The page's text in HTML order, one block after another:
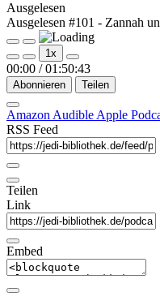
Ausgelesen
Ausgelesen #101 - Zannah
Play
Episode
Pause
Episode
1x
00:00 / 01:50:43
Abonnieren Teilen
AmazonAudibleApple
RSS Feed
Teilen
Link
Embed